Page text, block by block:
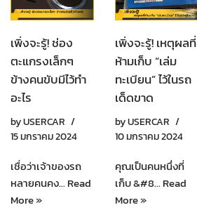
เพิ่งจะรู้! ช่อง
ตะแกรงเล็กๆ
ข้างคนขับมีไว้ทำ
อะไร
byUSERCAR
15 มกราคม 2024
เชื่อว่าเจ้าของรถ
หลายคนคง… Read
More »
เพิ่งจะรู้! เหตุผลที่
ห้ามเก็บ “เล่ม
ทะเบียน” ไว้ในรถ
เด็ดขาด
byUSERCAR
10 มกราคม 2024
คุณเป็นคนหนึ่งที่
เก็บ &#8… Read
More »